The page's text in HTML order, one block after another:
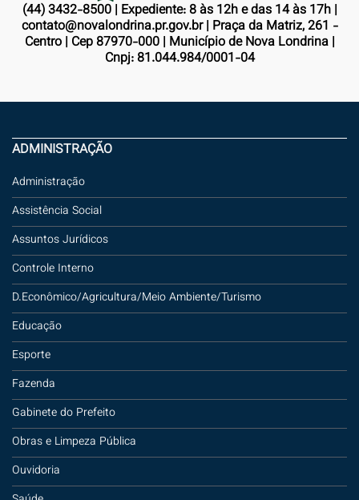
(44) 3432-8500 | Expediente: 8 às 12h e das 14 às 17h |
contato@novalondrina.pr.gov.br | Praça da Matriz, 261 -
Centro | Cep 87970-000 | Município de Nova Londrina |
Cnpj: 81.044.984/0001-04
ADMINISTRAÇÃO
Administração
Assistência Social
Assuntos Jurídicos
Controle Interno
D.Econômico/Agricultura/Meio Ambiente/Turismo
Educação
Esporte
Fazenda
Gabinete do Prefeito
Obras e Limpeza Pública
Ouvidoria